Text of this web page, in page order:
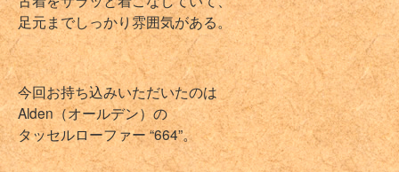
足元までしっかり雰囲気がある。
今回お持ち込みいただいたのは
Alden（オールデン）の
タッセルローファー “664”。